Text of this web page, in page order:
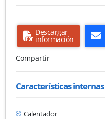
Descargar
información
Compartir
Características internas
Calentador